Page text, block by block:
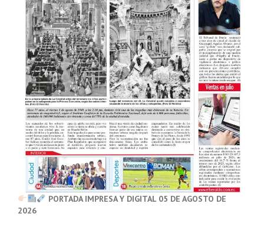
PORTADA IMPRESA Y DIGITAL 05 DE AGOSTO DE
2026